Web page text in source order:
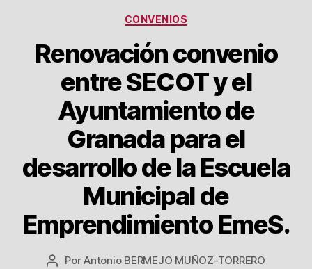
Categorías
CONVENIOS
Renovación convenio
entre SECOT y el
Ayuntamiento de
Granada para el
desarrollo de la Escuela
Municipal de
Emprendimiento EmeS.
Autor
PorAntonio BERMEJO MUÑOZ-TORRERO